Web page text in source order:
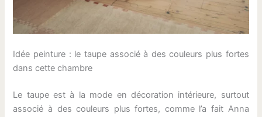
Idée peinture : le taupe associé à des couleurs plus fortes
dans cette chambre
Le taupe est à la mode en décoration intérieure, surtout
associé à des couleurs plus fortes, comme l’a fait Anna